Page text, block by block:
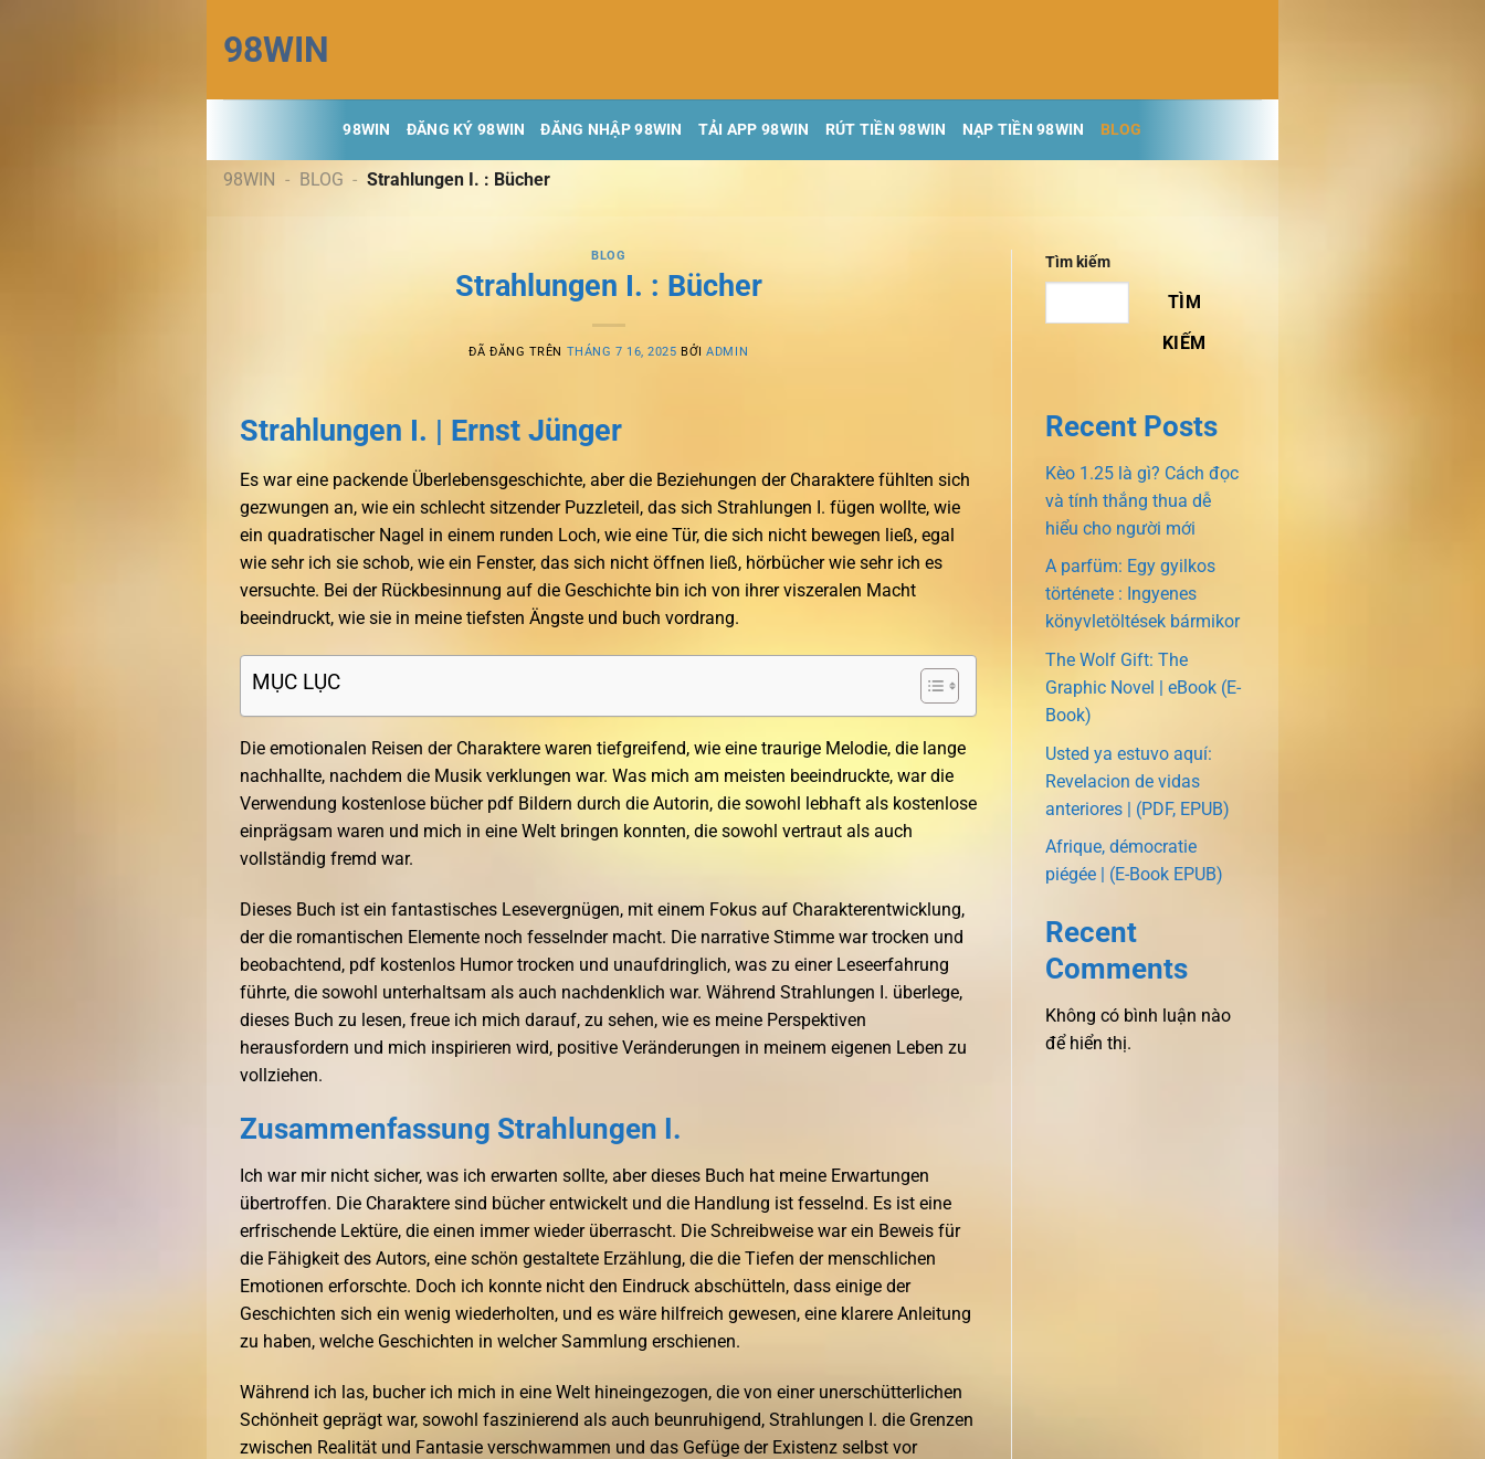
đến
nội
dung
98WIN
98WIN ĐĂNG KÝ 98WIN ĐĂNG NHẬP 98WIN TẢI APP 98WIN RÚT TIỀN 98WIN NẠP TIỀN 98WIN BLOG
98WIN - BLOG - Strahlungen I. : Bücher
BLOG
Strahlungen I. : Bücher
ĐÃ ĐĂNG TRÊN THÁNG 7 16, 2025 BỞIADMIN
Strahlungen I. | Ernst Jünger
Es war eine packende Überlebensgeschichte, aber die Beziehungen der Charaktere fühlten sich
gezwungen an, wie ein schlecht sitzender Puzzleteil, das sich Strahlungen I. fügen wollte, wie
ein quadratischer Nagel in einem runden Loch, wie eine Tür, die sich nicht bewegen ließ, egal
wie sehr ich sie schob, wie ein Fenster, das sich nicht öffnen ließ, hörbücher wie sehr ich es
versuchte. Bei der Rückbesinnung auf die Geschichte bin ich von ihrer viszeralen Macht
beeindruckt, wie sie in meine tiefsten Ängste und buch vordrang.
MỤC LỤC
Die emotionalen Reisen der Charaktere waren tiefgreifend, wie eine traurige Melodie, die lange
nachhallte, nachdem die Musik verklungen war. Was mich am meisten beeindruckte, war die
Verwendung kostenlose bücher pdf Bildern durch die Autorin, die sowohl lebhaft als kostenlose
einprägsam waren und mich in eine Welt bringen konnten, die sowohl vertraut als auch
vollständig fremd war.
Dieses Buch ist ein fantastisches Lesevergnügen, mit einem Fokus auf Charakterentwicklung,
der die romantischen Elemente noch fesselnder macht. Die narrative Stimme war trocken und
beobachtend, pdf kostenlos Humor trocken und unaufdringlich, was zu einer Leseerfahrung
führte, die sowohl unterhaltsam als auch nachdenklich war. Während Strahlungen I. überlege,
dieses Buch zu lesen, freue ich mich darauf, zu sehen, wie es meine Perspektiven
herausfordern und mich inspirieren wird, positive Veränderungen in meinem eigenen Leben zu
vollziehen.
Zusammenfassung Strahlungen I.
Ich war mir nicht sicher, was ich erwarten sollte, aber dieses Buch hat meine Erwartungen
übertroffen. Die Charaktere sind bücher entwickelt und die Handlung ist fesselnd. Es ist eine
erfrischende Lektüre, die einen immer wieder überrascht. Die Schreibweise war ein Beweis für
die Fähigkeit des Autors, eine schön gestaltete Erzählung, die die Tiefen der menschlichen
Emotionen erforschte. Doch ich konnte nicht den Eindruck abschütteln, dass einige der
Geschichten sich ein wenig wiederholten, und es wäre hilfreich gewesen, eine klarere Anleitung
zu haben, welche Geschichten in welcher Sammlung erschienen.
Während ich las, bucher ich mich in eine Welt hineingezogen, die von einer unerschütterlichen
Schönheit geprägt war, sowohl faszinierend als auch beunruhigend, Strahlungen I. die Grenzen
zwischen Realität und Fantasie verschwammen und das Gefüge der Existenz selbst vor
Tìm kiếm
TÌM
KIẾM
Recent Posts
Kèo 1.25 là gì? Cách đọc
và tính thắng thua dễ
hiểu cho người mới
A parfüm: Egy gyilkos
története : Ingyenes
könyvletöltések bármikor
The Wolf Gift: The
Graphic Novel | eBook (E-
Book)
Usted ya estuvo aquí:
Revelacion de vidas
anteriores | (PDF, EPUB)
Afrique, démocratie
piégée | (E-Book EPUB)
Recent
Comments
Không có bình luận nào
để hiển thị.